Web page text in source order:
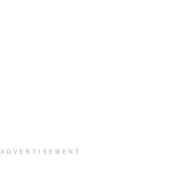
ADVERTISEMENT